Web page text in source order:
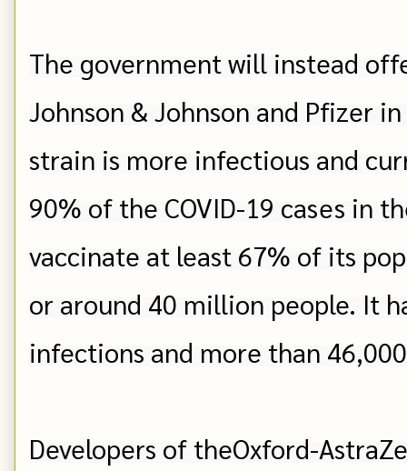
The government will instead
Johnson & Johnson and Pfizer
strain is more infectious and
90% of the COVID-19 cases in
vaccinate at least 67% of its
or around 40 million people. It
infections and more than
Developers of theOxford-